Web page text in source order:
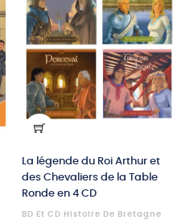
La légende du Roi Arthur et
des Chevaliers de la Table
Ronde en 4 CD
BD Et CD Histoire De Bretagne